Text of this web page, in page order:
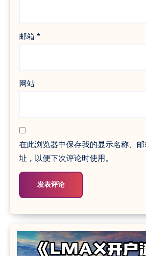
邮箱 *
网站
在此浏览器中保存我的显示名称、
址，以便下次评论时使用。